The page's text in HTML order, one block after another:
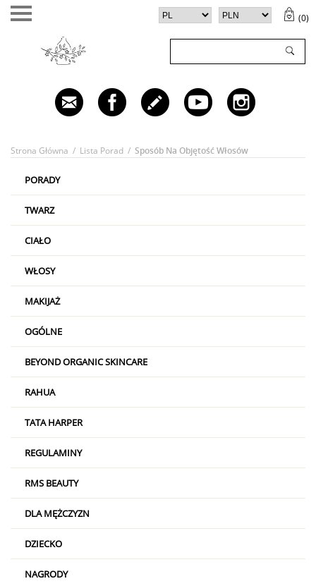
(0)
✕
TWÓJ KOSZYK (
Twój koszyk jest pusty
Strona Główna / Lista Porad / Sposób Na Objętość Włosów
PORADY
TWARZ
CIAŁO
WŁOSY
MAKIJAŻ
OGÓLNE
BEYOND ORGANIC SKINCARE
RAHUA
TATA HARPER
REGULAMINY
RMS BEAUTY
DLA MĘŻCZYZN
DZIECKO
NAGRODY